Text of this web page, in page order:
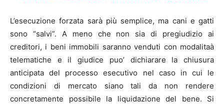
L’esecuzione forzata sarà più semplice, ma cani e gatti
sono “salvi”. A meno che non sia di pregiudizio ai
creditori, i beni immobili saranno venduti con modalitaà
telematiche e il giudice puo’ dichiarare la chiusura
anticipata del processo esecutivo nel caso in cui le
condizioni di mercato siano tali da non rendere
concretamente possibile la liquidazione del bene. Si